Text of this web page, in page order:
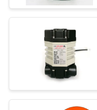
ONGEVEER
FABRIEKSREIS
Multi